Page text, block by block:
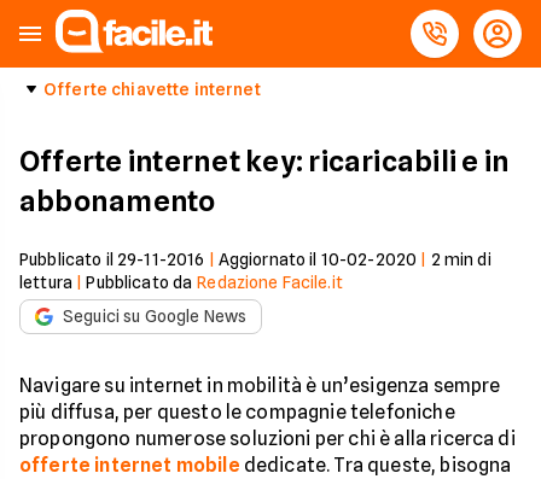
Offerte chiavette internet
Offerte internet key: ricaricabili e in
abbonamento
Pubblicato il 29-11-2016 Aggiornato il 10-02-2020 2 min di
lettura |Pubblicato da Redazione Facile.it
Seguici su Google News
Navigare su internet in mobilità è un’esigenza sempre
più diffusa, per questo le compagnie telefoniche
propongono numerose soluzioni per chi è alla ricerca di
offerte internet mobile dedicate. Tra queste, bisogna